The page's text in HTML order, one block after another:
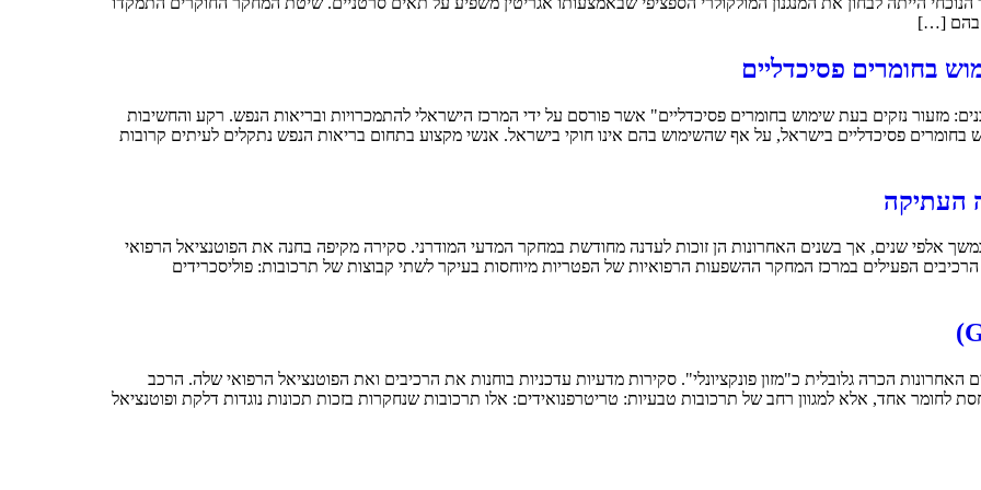
בחומרים פסיכדליים
מזעור נזקים בעת שימוש בחומרים פסיכדליים" אשר פורסם על ידי המרכז הישראלי להתמכרויות ובריאות הנפש. רקע והחשיבות
בחומרים פסיכדליים בישראל, על אף שהשימוש בהם אינו חוקי בישראל. אנשי מקצוע בתחום בריאות הנפש נתקלים לעיתים קרובות
העתיקה
אלפי שנים, אך בשנים האחרונות הן זוכות לעדנה מחודשת במחקר המדעי המודרני. סקירה מקיפה בחנה את הפוטנציאל הרפואי
הפעילים במרכז המחקר ההשפעות הרפואיות של הפטריות מיוחסות בעיקר לשתי קבוצות של תרכובות: פוליסכרידים
הכרה גלובלית כ"מזון פונקציונלי". סקירות מדעיות עדכניות בוחנות את הרכיבים ואת הפוטנציאל הרפואי שלה. הרכב
לחומר אחד, אלא למגוון רחב של תרכובות טבעיות: טריטרפנואידים: אלו תרכובות שנחקרות בזכות תכונות נוגדות דלקת ופוטנציאל